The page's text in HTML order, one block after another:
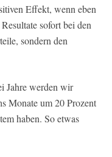
Effekt, wenn eben
sofort bei den
sondern den
Jahre werden wir
Monate um 20 Prozent
haben. So etwas